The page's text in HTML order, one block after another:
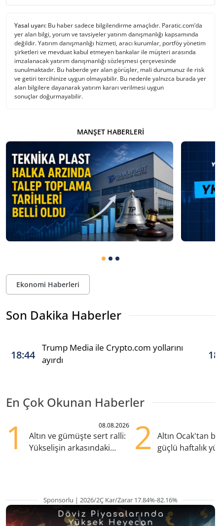
Yasal uyarı: Bu haber sadece bilgilendirme amaçlıdır. Paratic.com’da
yer alan bilgi, yorum ve tavsiyeler yatırım danışmanlığı kapsamında
değildir. Yatırım danışmanlığı hizmeti, aracı kurumlar, portföy yönetim
şirketleri ve mevduat kabul etmeyen bankalar ile müşteri arasında
imzalanacak yatırım danışmanlığı sözleşmesi çerçevesinde
sunulmaktadır. Bu haberde yer alan görüşler, mali durumunuz ile risk
ve getiri tercihinize uygun olmayabilir. Bu nedenle yalnızca burada yer
alan bilgilere dayanarak yatırım kararı verilmesi uygun
sonuçlar doğurmayabilir.
MANŞET HABERLERI
Ekonomi Haberleri
Son Dakika Haberler
18:44
Trump Media ile Crypto.com yollarını
ayırdı
En Çok Okunan Haberler
1 08.08.2026
Altın ve gümüşte sert ralli:
Yükselişin arkasındaki
2
Altın Ocak'tan
güçlü haftalık
Sponsorlu | 2026/2Ç Kar/Zarar 17.84%-82.16%